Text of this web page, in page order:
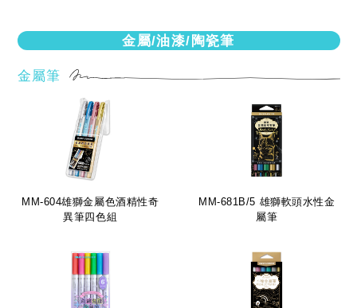
金屬/油漆/陶瓷筆
金屬筆
MM-604雄獅金屬色酒精性奇
異筆四色組
MM-681B/5 雄獅軟頭水性金
屬筆